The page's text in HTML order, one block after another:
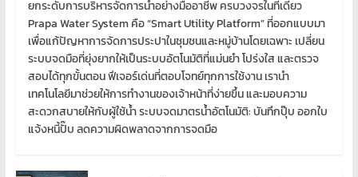
ยกระดับการบริหารจัดการน้ำอย่างมืออาชีพ ครบวงจรในที่เดียว
Prapa Water System คือ “Smart Utility Platform” ที่ออกแบบมา
เพื่อแก้ปัญหาการจัดการประปาในชุมชนและหมู่บ้านโดยเฉพาะ เปลี่ยน
ระบบจดมือที่ยุ่งยากให้เป็นระบบอัตโนมัติที่แม่นยำ โปร่งใส และตรวจ
สอบได้ทุกขั้นตอน ฟีเจอร์เด่นที่ตอบโจทย์ทุกการใช้งาน เรานำ
เทคโนโลยีมาช่วยให้การทำงานของเจ้าหน้าที่ง่ายขึ้น และมอบความ
สะดวกสบายให้กับผู้ใช้น้ำ ระบบจดมาตรน้ำอัตโนมัติ: บันทึกปุ๊บ ออกใบ
แจ้งหนี้ปั๊บ ลดความผิดพลาดจากการจดมือ